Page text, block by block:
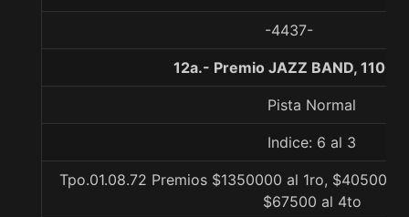
-4437-
12a.- Premio JAZZ BAND, 1100
Pista Normal
Indice: 6 al 3
Tpo.01.08.72 Premios $1350000 al 1ro, $405000
$67500 al 4to